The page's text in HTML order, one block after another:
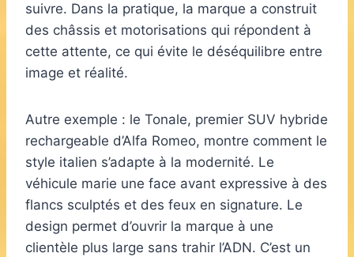
suivre. Dans la pratique, la marque a construit
des châssis et motorisations qui répondent à
cette attente, ce qui évite le déséquilibre entre
image et réalité.
Autre exemple : le Tonale, premier SUV hybride
rechargeable d’Alfa Romeo, montre comment le
style italien s’adapte à la modernité. Le
véhicule marie une face avant expressive à des
flancs sculptés et des feux en signature. Le
design permet d’ouvrir la marque à une
clientèle plus large sans trahir l’ADN. C’est un